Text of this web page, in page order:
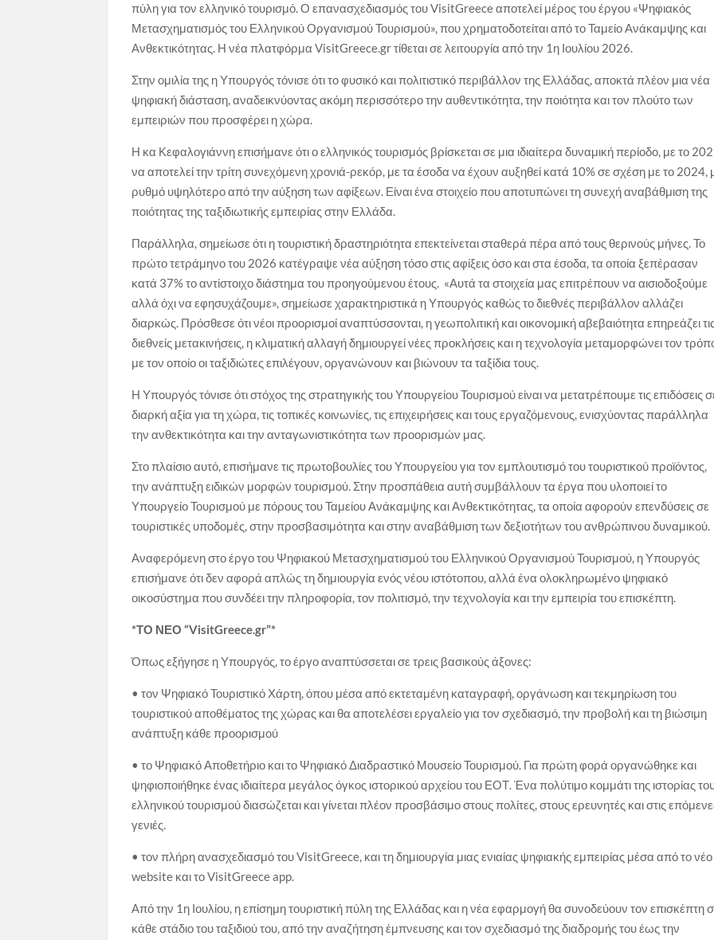
πύλη για τον ελληνικό τουρισμό. Ο επανασχεδιασμός του VisitGreece αποτελεί μέρος του έργου «Ψηφιακός
Μετασχηματισμός του Ελληνικού Οργανισμού Τουρισμού», που χρηματοδοτείται από το Ταμείο Ανάκαμψης και
Ανθεκτικότητας. Η νέα πλατφόρμα VisitGreece.gr τίθεται σε λειτουργία από την 1η Ιουλίου 2026.
Στην ομιλία της η Υπουργός τόνισε ότι τo φυσικό και πολιτιστικό περιβάλλον της Ελλάδας, αποκτά πλέον μια νέα
ψηφιακή διάσταση, αναδεικνύοντας ακόμη περισσότερο την αυθεντικότητα, την ποιότητα και τον πλούτο των
εμπειριών που προσφέρει η χώρα.
Η κα Κεφαλογιάννη επισήμανε ότι ο ελληνικός τουρισμός βρίσκεται σε μια ιδιαίτερα δυναμική περίοδο, με το
να αποτελεί την τρίτη συνεχόμενη χρονιά-ρεκόρ, με τα έσοδα να έχουν αυξηθεί κατά 10% σε σχέση με το 2024,
ρυθμό υψηλότερο από την αύξηση των αφίξεων. Είναι ένα στοιχείο που αποτυπώνει τη συνεχή αναβάθμιση της
ποιότητας της ταξιδιωτικής εμπειρίας στην Ελλάδα.
Παράλληλα, σημείωσε ότι η τουριστική δραστηριότητα επεκτείνεται σταθερά πέρα από τους θερινούς μήνες. Το
πρώτο τετράμηνο του 2026 κατέγραψε νέα αύξηση τόσο στις αφίξεις όσο και στα έσοδα, τα οποία ξεπέρασαν
κατά 37% το αντίστοιχο διάστημα του προηγούμενου έτους. «Αυτά τα στοιχεία μας επιτρέπουν να αισιοδοξούμε
αλλά όχι να εφησυχάζουμε», σημείωσε χαρακτηριστικά η Υπουργός καθώς το διεθνές περιβάλλον αλλάζει
διαρκώς. Πρόσθεσε ότι νέοι προορισμοί αναπτύσσονται, η γεωπολιτική και οικονομική αβεβαιότητα επηρεάζει
διεθνείς μετακινήσεις, η κλιματική αλλαγή δημιουργεί νέες προκλήσεις και η τεχνολογία μεταμορφώνει τον
με τον οποίο οι ταξιδιώτες επιλέγουν, οργανώνουν και βιώνουν τα ταξίδια τους.
Η Υπουργός τόνισε ότι στόχος της στρατηγικής του Υπουργείου Τουρισμού είναι να μετατρέπουμε τις επιδόσεις
διαρκή αξία για τη χώρα, τις τοπικές κοινωνίες, τις επιχειρήσεις και τους εργαζόμενους, ενισχύοντας παράλληλα
την ανθεκτικότητα και την ανταγωνιστικότητα των προορισμών μας.
Στο πλαίσιο αυτό, επισήμανε τις πρωτοβουλίες του Υπουργείου για τον εμπλουτισμό του τουριστικού προϊόντος,
την ανάπτυξη ειδικών μορφών τουρισμού. Στην προσπάθεια αυτή συμβάλλουν τα έργα που υλοποιεί το
Υπουργείο Τουρισμού με πόρους του Ταμείου Ανάκαμψης και Ανθεκτικότητας, τα οποία αφορούν επενδύσεις σε
τουριστικές υποδομές, στην προσβασιμότητα και στην αναβάθμιση των δεξιοτήτων του ανθρώπινου δυναμικού.
Αναφερόμενη στο έργο του Ψηφιακού Μετασχηματισμού του Ελληνικού Οργανισμού Τουρισμού, η Υπουργός
επισήμανε ότι δεν αφορά απλώς τη δημιουργία ενός νέου ιστότοπου, αλλά ένα ολοκληρωμένο ψηφιακό
οικοσύστημα που συνδέει την πληροφορία, τον πολιτισμό, την τεχνολογία και την εμπειρία του επισκέπτη.
*ΤΟ ΝΕΟ “VisitGreece.gr”*
Όπως εξήγησε η Υπουργός, το έργο αναπτύσσεται σε τρεις βασικούς άξονες:
• τον Ψηφιακό Τουριστικό Χάρτη, όπου μέσα από εκτεταμένη καταγραφή, οργάνωση και τεκμηρίωση του
τουριστικού αποθέματος της χώρας και θα αποτελέσει εργαλείο για τον σχεδιασμό, την προβολή και τη βιώσιμη
ανάπτυξη κάθε προορισμού
• το Ψηφιακό Αποθετήριο και το Ψηφιακό Διαδραστικό Μουσείο Τουρισμού. Για πρώτη φορά οργανώθηκε και
ψηφιοποιήθηκε ένας ιδιαίτερα μεγάλος όγκος ιστορικού αρχείου του ΕΟΤ. Ένα πολύτιμο κομμάτι της ιστορίας
ελληνικού τουρισμού διασώζεται και γίνεται πλέον προσβάσιμο στους πολίτες, στους ερευνητές και στις
γενιές.
• τον πλήρη ανασχεδιασμό του VisitGreece, και τη δημιουργία μιας ενιαίας ψηφιακής εμπειρίας μέσα από το νέο
website και το VisitGreece app.
Από την 1η Ιουλίου, η επίσημη τουριστική πύλη της Ελλάδας και η νέα εφαρμογή θα συνοδεύουν τον επισκέπτη
κάθε στάδιο του ταξιδιού του, από την αναζήτηση έμπνευσης και τον σχεδιασμό της διαδρομής του έως την